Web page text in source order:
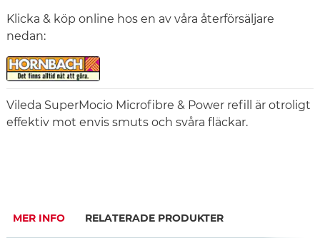
Klicka & köp online hos en av våra återförsäljare
nedan:
Vileda SuperMocio Microfibre & Power refill är otroligt
effektiv mot envis smuts och svåra fläckar.
MER INFO RELATERADE PRODUKTER